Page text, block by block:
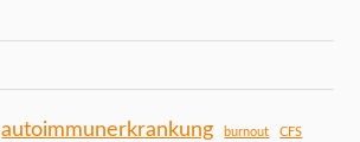
autoimmunerkrankung burnout CFS